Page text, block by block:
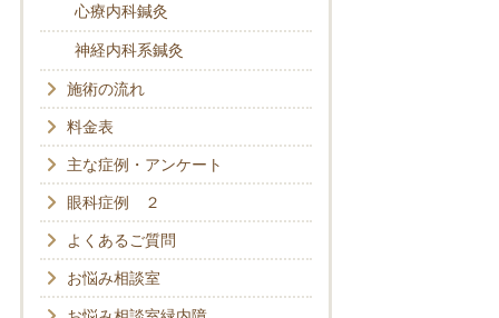
心療内科鍼灸
神経内科系鍼灸
施術の流れ
料金表
主な症例・アンケート
眼科症例 ２
よくあるご質問
お悩み相談室